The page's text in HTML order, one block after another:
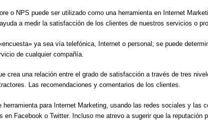
o NPS puede ser utilizado como una herramienta en Internet
a medir la satisfacción de los clientes de nuestros servicios o
ya sea vía telefónica, Internet o personal; se puede
de cualquier compañía.
crea una relación entre el grado de satisfacción a través de tres
Las recomendaciones y comentarios de los clientes.
herramienta para Internet Marketing, usando las redes sociales y las
en Facebook o Twitter. Incluso me atrevo a sugerir que la reputación